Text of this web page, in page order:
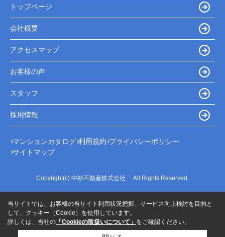
トップページ
会社概要
アクセスマップ
お客様の声
スタッフ
採用情報
マンションカタログ 利用規約 プライバシーポリシー
サイトマップ
Copyright(c) 中杉不動産株式会社 All Rights Reserved.
当サイトでは、お客様の当サイト利用状況把握、サービス向上検討を目的と
して、クッキー（Cookie）を使用しています。
詳しくは、当社の 「Cookieの取扱いについて」 をご確認ください。